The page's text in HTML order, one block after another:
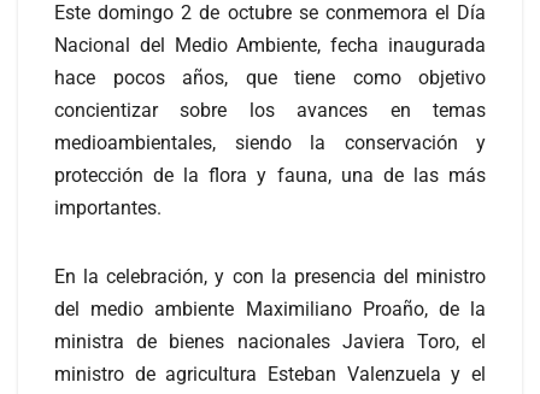
Este domingo 2 de octubre se conmemora el Día
Nacional del Medio Ambiente, fecha inaugurada
hace pocos años, que tiene como objetivo
concientizar sobre los avances en temas
medioambientales, siendo la conservación y
protección de la flora y fauna, una de las más
importantes.
En la celebración, y con la presencia del ministro
del medio ambiente Maximiliano Proaño, de la
ministra de bienes nacionales Javiera Toro, el
ministro de agricultura Esteban Valenzuela y el